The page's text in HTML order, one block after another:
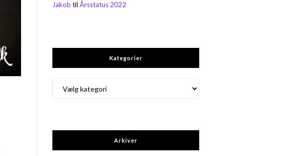
Jakob tilÅrsstatus 2022
Kategorier
Arkiver